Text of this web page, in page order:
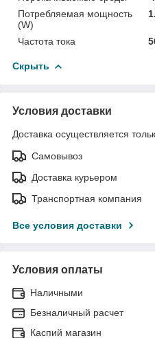
Потребляемая мощность
(W)
Частота тока
Скрыть
Условия доставки
Доставка осуществляется
Самовывоз
Доставка курьером
Транспортная компания
Все условия доставки
Условия оплаты
Наличными
Безналичный расчет
Каспий магазин